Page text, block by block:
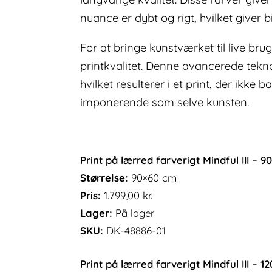
nuance er dybt og rigt, hvilket giver
For at bringe kunstværket til live
printkvalitet. Denne avancerede
hvilket resulterer i et print, der ikke
imponerende som selve kunsten.
Print på lærred farverigt Mindful III –
Størrelse: 90×60 cm
Pris: 1.799,00 kr.
Lager: På lager
SKU: DK-48886-01
Print på lærred farverigt Mindful III –